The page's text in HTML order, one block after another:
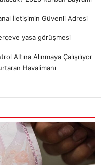
İletişimin Güvenli Adresi
yasa görüşmesi
Altına Alınmaya Çalışılıyor
Havalimanı